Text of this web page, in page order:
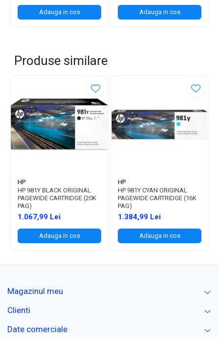
Adauga in cos Adauga in cos
Produse similare
HP
HP 981Y BLACK ORIGINAL
PAGEWIDE CARTRIDGE (20K
PAG)
1.067,99 Lei
Adauga in cos
HP
HP 981Y CYAN ORIGINAL
PAGEWIDE CARTRIDGE (16K
PAG)
1.384,99 Lei
Adauga in cos
Magazinul meu
Clienti
Date comerciale